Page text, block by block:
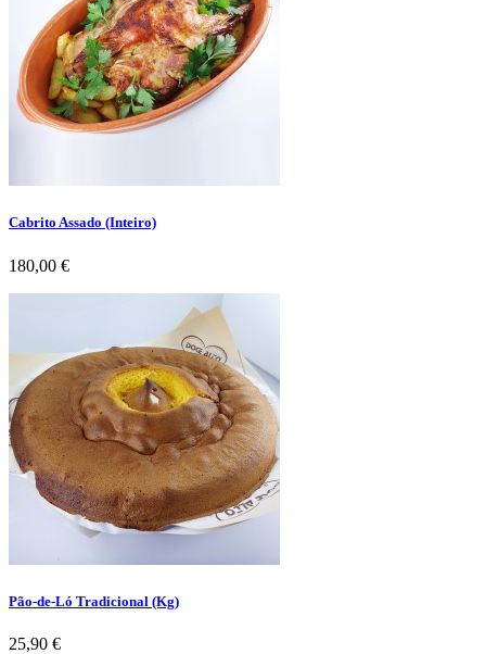
Cabrito Assado (Inteiro)
Preço
180,00 €
Pão-de-Ló Tradicional (Kg)
Preço
25,90 €